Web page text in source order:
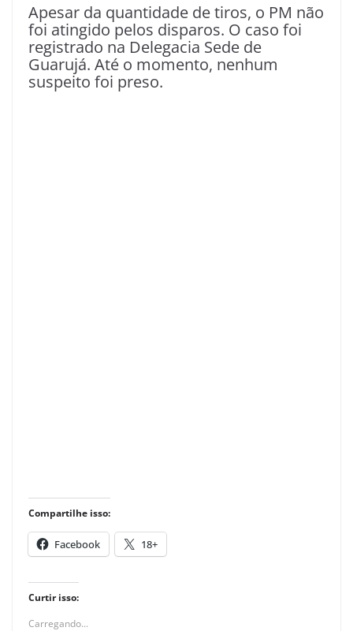
Apesar da quantidade de tiros, o PM não
foi atingido pelos disparos. O caso foi
registrado na Delegacia Sede de
Guarujá. Até o momento, nenhum
suspeito foi preso.
Compartilhe isso:
Facebook 18+
Curtir isso:
Carregando...